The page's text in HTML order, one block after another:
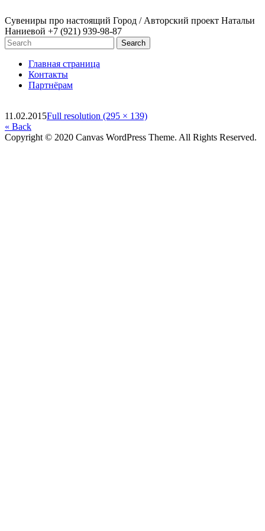
Сувениры про настоящий Город / Авторский проект Натальи
Наниевой +7 (921) 939-98-87
Главная страница
Контакты
Партнёрам
11.02.2015Full resolution (295 × 139)
« Back
Copyright © 2020 Canvas WordPress Theme. All Rights Reserved.